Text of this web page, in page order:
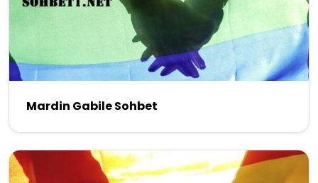
Mardin Gabile Sohbet